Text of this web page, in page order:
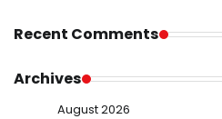
Recent Comments
Archives
August 2026